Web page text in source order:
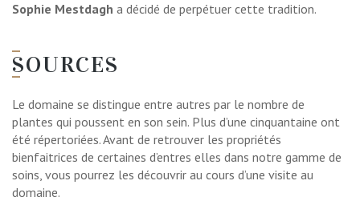
Sophie Mestdagh a décidé de perpétuer cette tradition.
SOURCES
Le domaine se distingue entre autres par le nombre de
plantes qui poussent en son sein. Plus d’une cinquantaine ont
été répertoriées. Avant de retrouver les propriétés
bienfaitrices de certaines d’entres elles dans notre gamme de
soins, vous pourrez les découvrir au cours d’une visite au
domaine.